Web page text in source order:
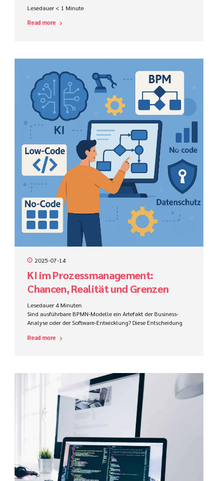
Lesedauer < 1 Minute
Read more
2025-07-14
KI im Prozessmanagement:
Chancen, Realität und Grenzen
Lesedauer 4 Minuten
Sind ausführbare BPMN-Modelle ein Artefakt der Business-
Analyse oder der Software-Entwicklung? Diese Entscheidung
den Projekterfolg im ProCode-Bereich maßgeblich.
Read more